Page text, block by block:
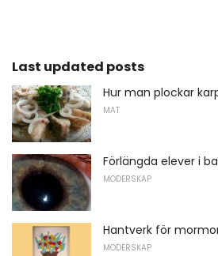
Last updated posts
Hur man plockar
MAT
Förlängda elever i
MODERSKAP
Hantverk för
MODERSKAP